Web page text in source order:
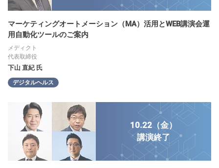
マーケティングオートメーション（MA）活用とWEB講演会運
用自動化ツールのご案内
メディクト
代表取締役
下山 直紀 氏
デジタルヘルス
10.22（金）
講演終了